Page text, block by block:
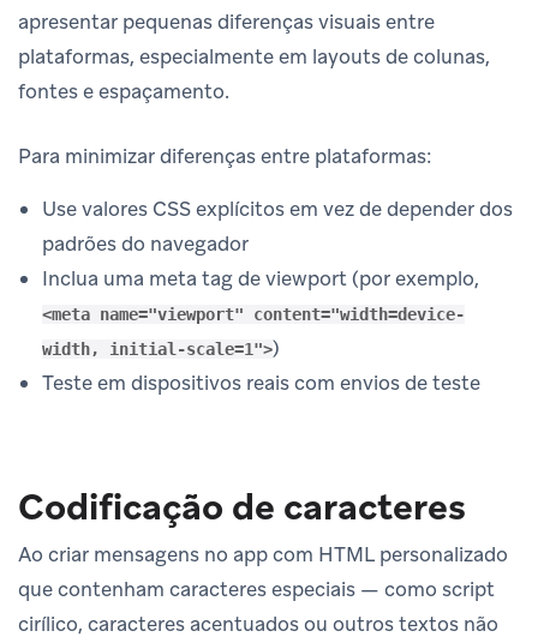
apresentar pequenas diferenças visuais entre
plataformas, especialmente em layouts de colunas,
fontes e espaçamento.
Para minimizar diferenças entre plataformas:
Use valores CSS explícitos em vez de depender dos
padrões do navegador
Inclua uma meta tag de viewport (por exemplo,
<meta name="viewport" content="width=device-
width, initial-scale=1">)
Teste em dispositivos reais com envios de teste
Codificação de caracteres
Ao criar mensagens no app com HTML personalizado
que contenham caracteres especiais — como script
cirílico, caracteres acentuados ou outros textos não